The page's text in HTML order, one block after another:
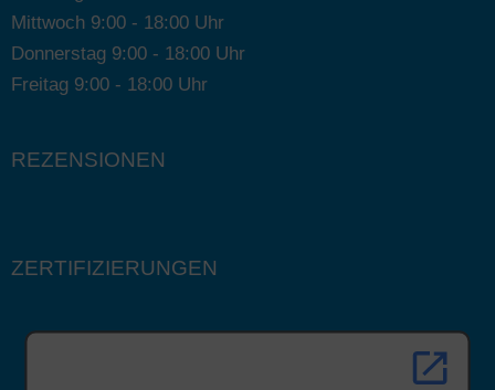
Mittwoch 9:00 - 18:00 Uhr
Donnerstag 9:00 - 18:00 Uhr
Freitag 9:00 - 18:00 Uhr
REZENSIONEN
ZERTIFIZIERUNGEN